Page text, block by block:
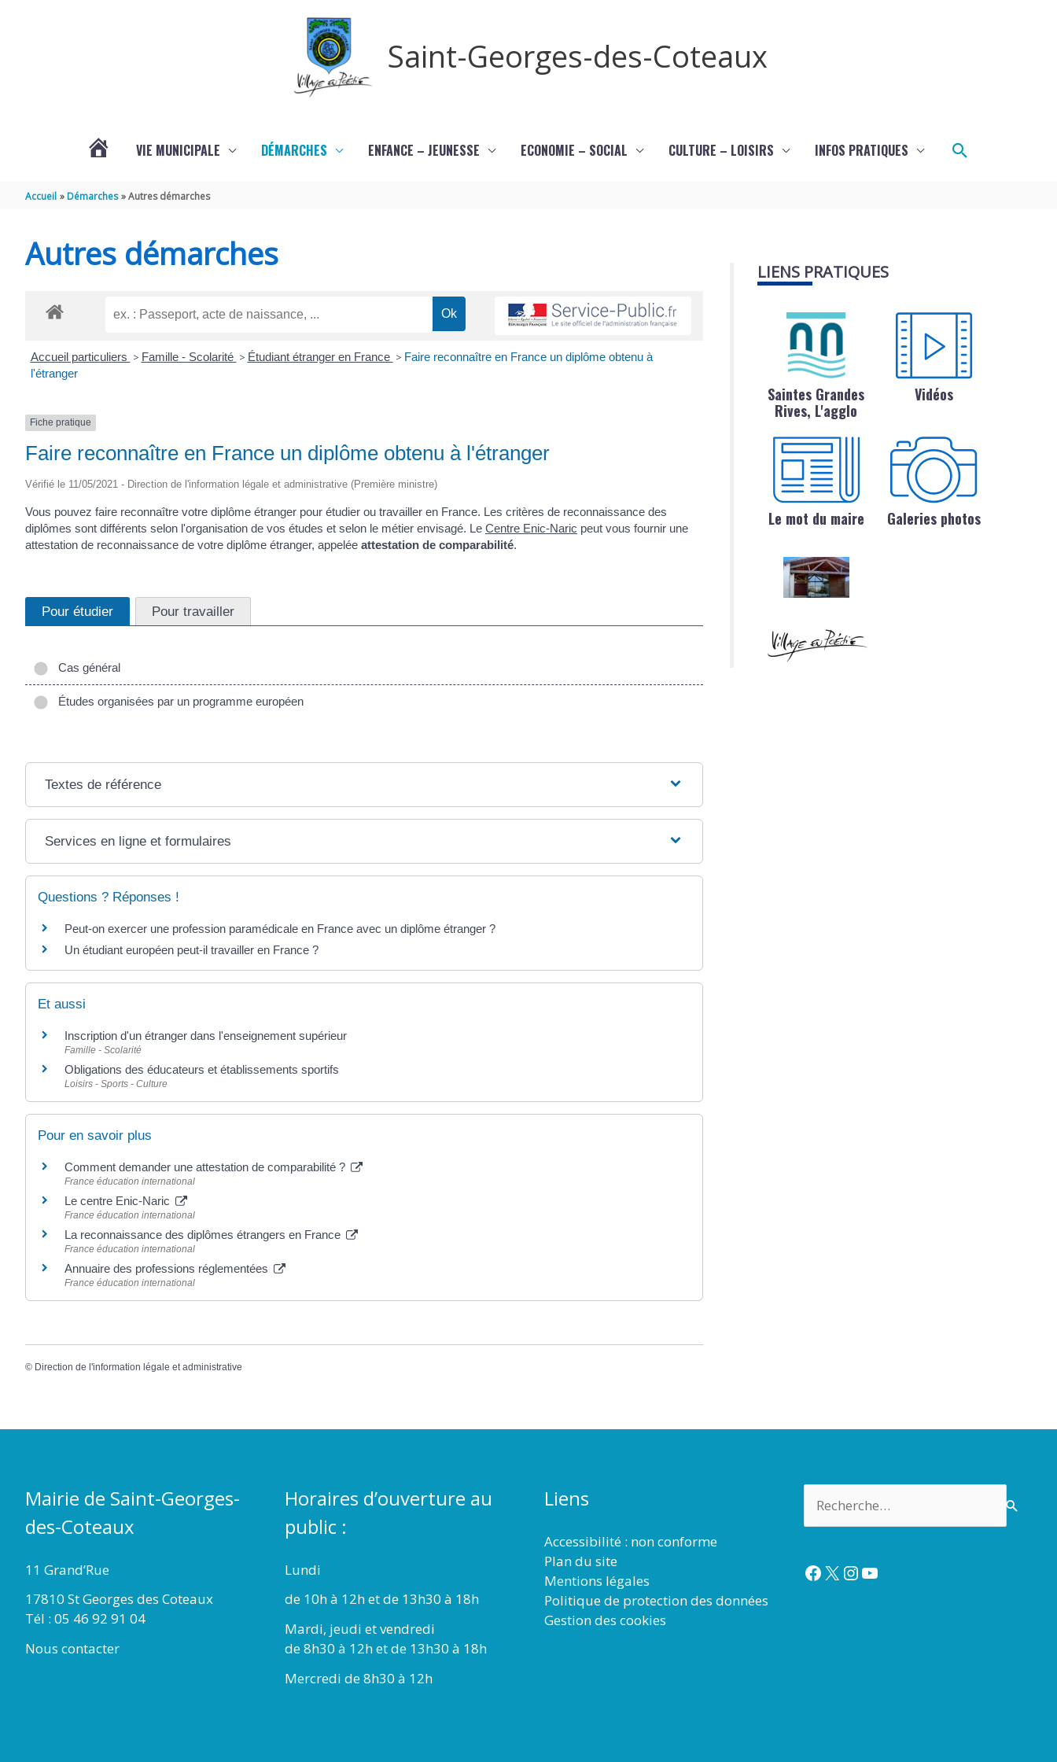
Saint-Georges-des-Coteaux
VIE MUNICIPALE DÉMARCHES ENFANCE – JEUNESSE ECONOMIE – SOCIAL CULTURE – LOISIRS INFOS PRATIQUES Rechercher
Accueil Démarches Autres démarches
Autres démarches
Accueil particuliers > Famille - Scolarité > Étudiant étranger en France > Faire reconnaître en France un diplôme obtenu à
l'étranger
Fiche pratique
Faire reconnaître en France un diplôme obtenu à l'étranger
Vérifié le 11/05/2021 - Direction de l'information légale et administrative (Première ministre)
Vous pouvez faire reconnaître votre diplôme étranger pour étudier ou travailler en France. Les critères de reconnaissance des
diplômes sont différents selon l'organisation de vos études et selon le métier envisagé. Le Centre Enic-Naric peut vous fournir une
attestation de reconnaissance de votre diplôme étranger, appelée attestation de comparabilité.
Pour étudier Pour travailler
Cas général
Études organisées par un programme européen
Textes de référence
Services en ligne et formulaires
Questions ? Réponses !
Peut-on exercer une profession paramédicale en France avec un diplôme étranger ?
Un étudiant européen peut-il travailler en France ?
Et aussi
Inscription d'un étranger dans l'enseignement supérieur
Famille - Scolarité
Obligations des éducateurs et établissements sportifs
Loisirs - Sports - Culture
Pour en savoir plus
Comment demander une attestation de comparabilité ?
France éducation international
Le centre Enic-Naric
France éducation international
La reconnaissance des diplômes étrangers en France
France éducation international
Annuaire des professions réglementées
France éducation international
© Direction de l'information légale et administrative
LIENS PRATIQUES
Saintes Grandes
Rives, L'agglo
Vidéos
Le mot du maire Galeries photos
Mairie de Saint-Georges-
des-Coteaux
11 Grand’Rue
17810 St Georges des Coteaux
Tél : 05 46 92 91 04
Nous contacter
Horaires d’ouverture au
public :
Lundi
de 10h à 12h et de 13h30 à 18h
Mardi, jeudi et vendredi
de 8h30 à 12h et de 13h30 à 18h
Mercredi de 8h30 à 12h
Liens
Accessibilité : non conforme
Plan du site
Mentions légales
Politique de protection des données
Gestion des cookies
Facebook
X Instagram
YouTube